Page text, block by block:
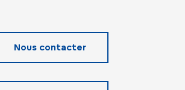
Nous contacter